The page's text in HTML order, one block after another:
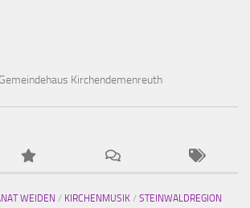
Gemeindehaus Kirchendemenreuth
WEIDEN / KIRCHENMUSIK / STEINWALDREGION